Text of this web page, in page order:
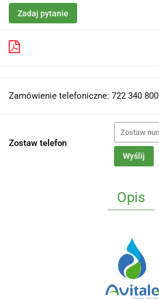
Zadaj pytanie
Zamówienie telefoniczne: 722 340 800
Zostaw telefon
Wyślij
Opis